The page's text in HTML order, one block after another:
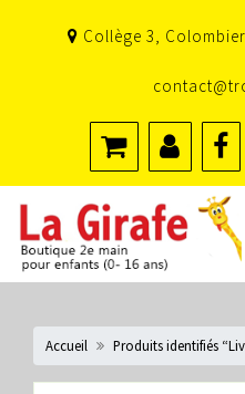
Collège 3, Colombier
Accueil Produits identifiés